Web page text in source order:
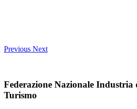
Previous Next
Federazione Nazionale Industria
Turismo